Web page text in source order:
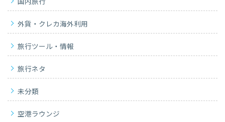
国内旅行
外貨・クレカ海外利用
旅行ツール・情報
旅行ネタ
未分類
空港ラウンジ